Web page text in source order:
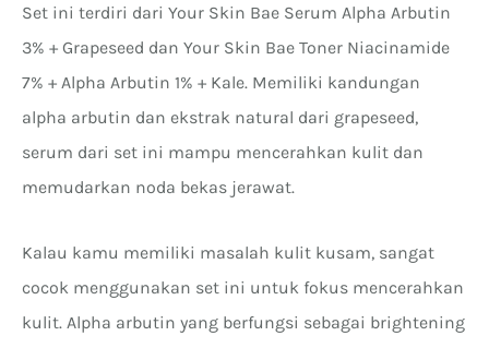
Set ini terdiri dari Your Skin Bae Serum Alpha Arbutin
3% + Grapeseed dan Your Skin Bae Toner Niacinamide
7% + Alpha Arbutin 1% + Kale. Memiliki kandungan
alpha arbutin dan ekstrak natural dari grapeseed,
serum dari set ini mampu mencerahkan kulit dan
memudarkan noda bekas jerawat.
Kalau kamu memiliki masalah kulit kusam, sangat
cocok menggunakan set ini untuk fokus mencerahkan
kulit. Alpha arbutin yang berfungsi sebagai brightening